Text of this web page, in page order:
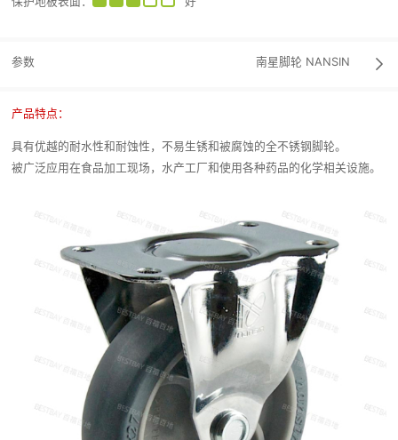
参数 南星脚轮 NANSIN 
产品特点：
具有优越的耐水性和耐蚀性，不易生锈和被腐蚀的全不锈钢脚轮。
被广泛应用在食品加工现场，水产工厂和使用各种药品的化学相关设施。